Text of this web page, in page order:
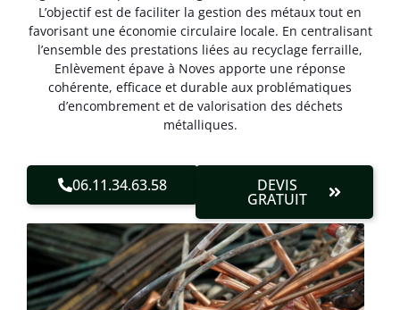
L’objectif est de faciliter la gestion des métaux tout en
favorisant une économie circulaire locale. En centralisant
l’ensemble des prestations liées au recyclage ferraille,
Enlèvement épave à Noves apporte une réponse
cohérente, efficace et durable aux problématiques
d’encombrement et de valorisation des déchets
métalliques.
06.11.34.63.58 DEVIS
GRATUIT